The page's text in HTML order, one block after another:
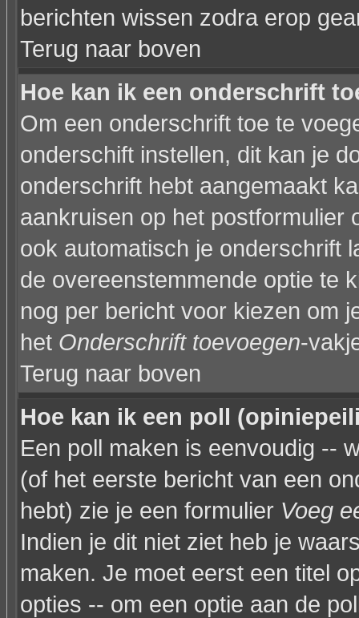
berichten wissen zodra erop
Terug naar boven
Hoe kan ik een onderschrift
Om een onderschrift toe te
onderschift instellen, dit kan je
onderschrift hebt aangemaakt
aankruisen op het postformulier
ook automatisch je onderschrift
de overeenstemmende optie te
nog per bericht voor kiezen om
het Onderschrift toevoegen-
Terug naar boven
Hoe kan ik een poll
Een poll maken is eenvoudig --
(of het eerste bericht van een
hebt) zie je een formulier Voeg
Indien je dit niet ziet heb je
maken. Je moet eerst een titel
opties -- om een optie aan de